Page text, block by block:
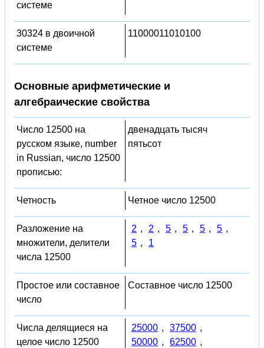
системе
30324 в двоичной
системе
11000011010100
Основные арифметические и
алгебраические свойства
Число 12500 на
русском языке, number
in Russian, число 12500
прописью:
двенадцать тысяч
пятьсот
Четность Четное число 12500
Разложение на
множители, делители
числа 12500
2 , 2 , 5 , 5 , 5 , 5 ,
5 , 1
Простое или составное
число
Составное число 12500
Числа делящиеся на
целое число 12500
25000 , 37500 ,
50000 , 62500 ,